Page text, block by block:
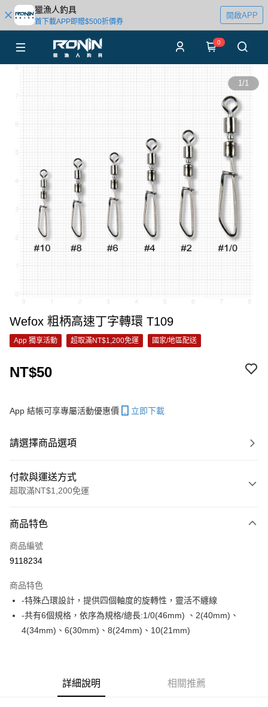
獵漁人釣具
首下載APP即贈$500折價券
開啟APP
0
1/1
Wefox 粗柄高速丁字轉環 T109
App 獨享活動 超取滿NT$1,200免運 國家/地區配送
NT$50
App 結帳可享專屬活動優惠價 立即下載
請選擇商品選項
付款與運送方式
超取滿NT$1,200免運
信用卡一次付款
信用卡分期付款
合作金庫商業銀行
華南商業銀行
彰化商業銀行
上海商業儲蓄銀行
台北富邦商業銀行
國泰世華商業銀行
兆豐國際商業銀行
元大商業銀行
永豐商業銀行
超商取貨付款
Apple Pay
商品特色
商品編號
9118234
商品特色
-特殊凸環設計，提供四個軸度的旋轉性，靈活不纏線
-共有6個規格，依序為規格/總長:1/0(46mm) 、2(40mm)、
4(34mm)、6(30mm)、8(24mm)、10(21mm)
詳細說明 相關推薦